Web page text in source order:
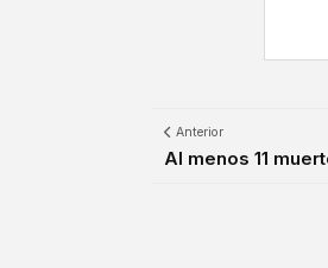
Anterior
Al menos 11